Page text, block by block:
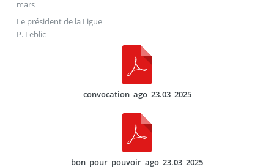
mars
Le président de la Ligue
P. Leblic
convocation_ago_23.03_2025
bon_pour_pouvoir_ago_23.03_2025